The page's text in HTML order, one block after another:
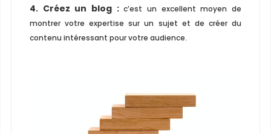
4. Créez un blog :c’est un excellent moyen de
montrer votre expertise sur un sujet et de créer du
contenu intéressant pour votre audience.